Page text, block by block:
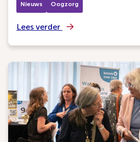
Nieuws Oogzorg
Lees verder